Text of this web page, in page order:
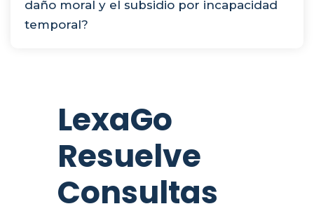
daño moral y el subsidio por incapacidad
temporal?
LexaGo
Resuelve
Consultas